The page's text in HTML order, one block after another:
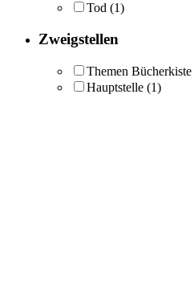
Tod (1)
Zweigstellen
Themen Bücherkiste
Hauptstelle (1)